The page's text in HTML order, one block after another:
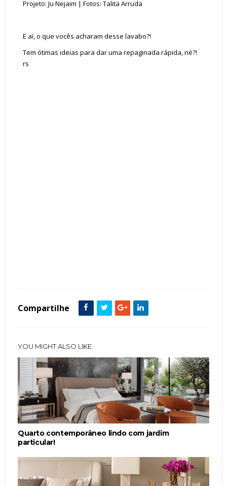
Projeto: Ju Nejaim | Fotos: Talita Arruda
E aí, o que vocês acharam desse lavabo?!
Tem ótimas ideias para dar uma repaginada rápida, né?!
rs
Compartilhe
YOU MIGHT ALSO LIKE
Quarto contemporâneo lindo com jardim
particular!